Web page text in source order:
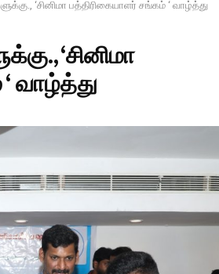
‘சினிமா பத்திரிகையாளர் சங்கம் ‘ வாழ்த்து
‘சினிமா
வாழ்த்து